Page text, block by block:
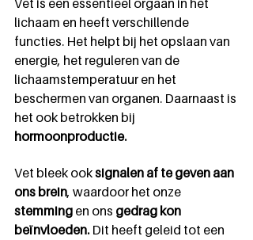
Vet is een essentieel orgaan in het
lichaam en heeft verschillende
functies. Het helpt bij het opslaan van
energie, het reguleren van de
lichaamstemperatuur en het
beschermen van organen. Daarnaast is
het ook betrokken bij
hormoonproductie.
Vet bleek ook signalen af te geven aan
ons brein, waardoor het onze
stemming en ons gedrag kon
beïnvloeden. Dit heeft geleid tot een